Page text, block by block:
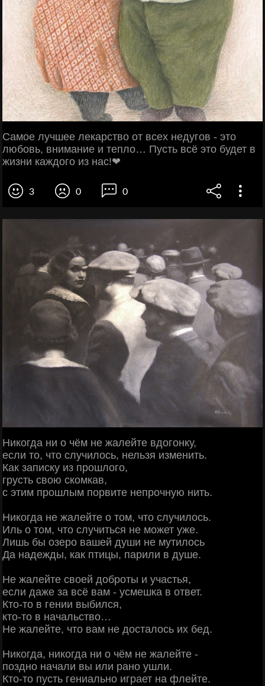
Самое лучшее лекарство от всех недугов - это
любовь, внимание и тепло… Пусть всё это будет в
жизни каждого из нас!❤
3 0 0
Никогда ни о чём не жалейте вдогонку,
если то, что случилось, нельзя изменить.
Как записку из прошлого,
грусть свою скомкав,
с этим прошлым порвите непрочную нить.
Никогда не жалейте о том, что случилось.
Иль о том, что случиться не может уже.
Лишь бы озеро вашей души не мутилось
Да надежды, как птицы, парили в душе.
Не жалейте своей доброты и участья,
если даже за всё вам - усмешка в ответ.
Кто-то в гении выбился,
кто-то в начальство…
Не жалейте, что вам не досталось их бед.
Никогда, никогда ни о чём не жалейте -
поздно начали вы или рано ушли.
Кто-то пусть гениально играет на флейте.